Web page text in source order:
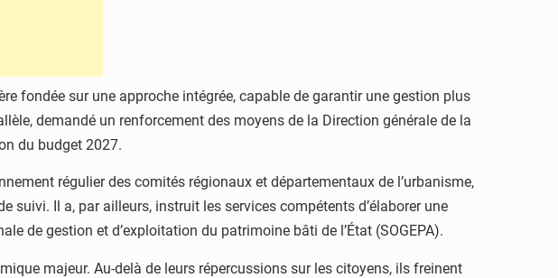
fondée sur une approche intégrée, capable de garantir une gestion plus
demandé un renforcement des moyens de la Direction générale de la
du budget 2027.
régulier des comités régionaux et départementaux de l’urbanisme,
suivi. Il a, par ailleurs, instruit les services compétents d’élaborer une
de gestion et d’exploitation du patrimoine bâti de l’État (SOGEPA).
majeur. Au-delà de leurs répercussions sur les citoyens, ils freinent